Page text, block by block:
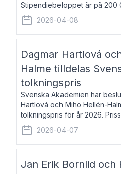
Stipendiebeloppet är på 200
född 1978, är journalist och
numera i Paris men var under
2026-04-08
Dagmar Hartlová
Halme tilldelas
tolkningspris
Svenska Akademien har
Hartlová och Miho Hellén-
tolkningspris för år 2026.
kronor var. Dagmar Hartlová,
huvudsakligen från svenska
2026-04-07
Jan Erik Bornlid och